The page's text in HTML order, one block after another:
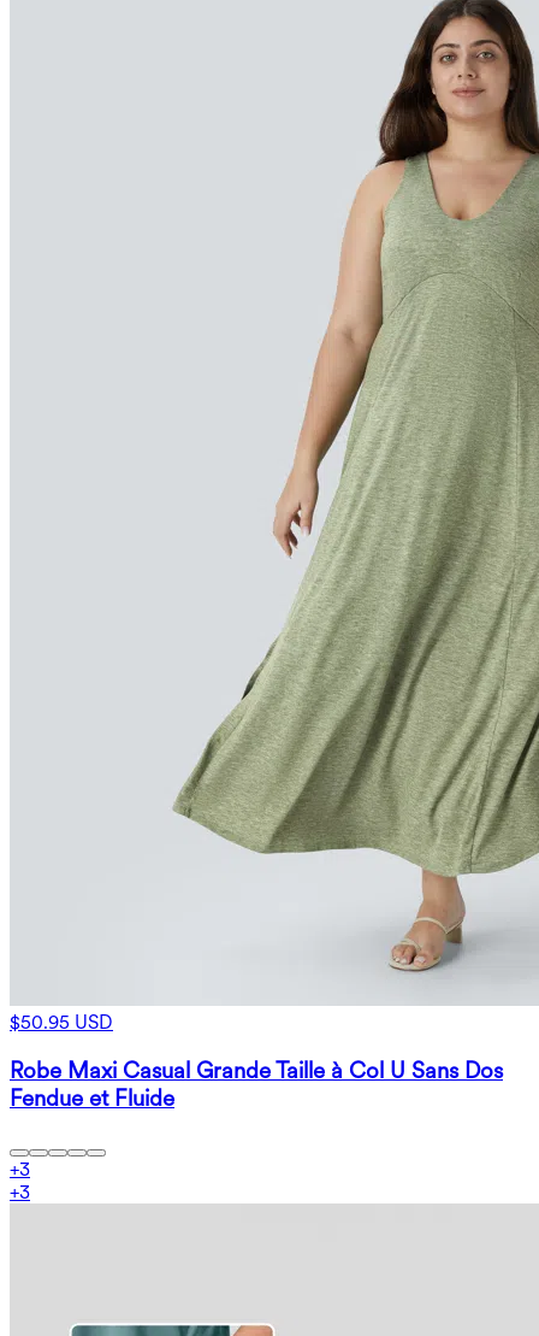
$50.95 USD
Robe Maxi Casual Grande Taille à Col U Sans Dos
Fendue et Fluide
+3
+3